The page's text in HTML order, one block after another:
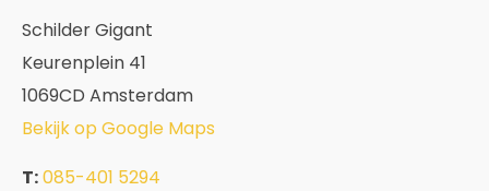
Schilder Gigant
Keurenplein 41
1069CD Amsterdam
Bekijk op Google Maps
T:085-401 5294